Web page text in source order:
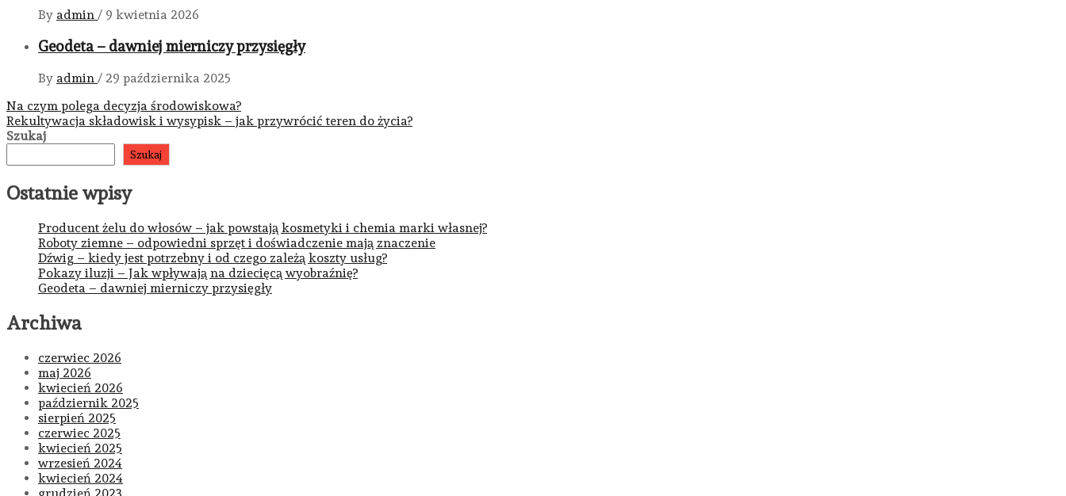
By admin / 9 kwietnia 2026
Geodeta – dawniej mierniczy przysięgły
By admin / 29 października 2025
Nawigacja
wpisu
Na czym polega decyzja środowiskowa?
Rekultywacja składowisk i wysypisk – jak przywrócić teren do życia?
Szukaj
Szukaj
Ostatnie wpisy
Producent żelu do włosów – jak powstają kosmetyki i chemia marki własnej?
Roboty ziemne – odpowiedni sprzęt i doświadczenie mają znaczenie
Dźwig – kiedy jest potrzebny i od czego zależą koszty usług?
Pokazy iluzji – Jak wpływają na dziecięcą wyobraźnię?
Geodeta – dawniej mierniczy przysięgły
Archiwa
czerwiec 2026
maj 2026
kwiecień 2026
październik 2025
sierpień 2025
czerwiec 2025
kwiecień 2025
wrzesień 2024
kwiecień 2024